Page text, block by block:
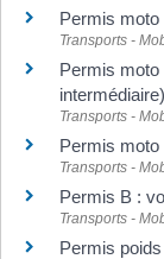
Permis moto
Transports -
Permis
intermédiaire)
Transports -
Permis moto
Transports -
Permis B :
Transports -
Permis